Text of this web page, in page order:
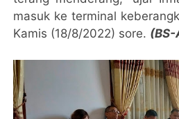
masuk ke terminal
Kamis (18/8/2022) sore.